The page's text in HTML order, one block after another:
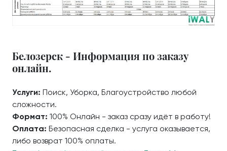
Белозерск - Информация по заказу
онлайн.
Услуги: Поиск, Уборка, Благоустройство любой
сложности.
Формат: 100% Онлайн - заказ сразу идёт в работу!
Оплата: Безопасная сделка - услуга оказывается,
либо возврат 100% оплаты.